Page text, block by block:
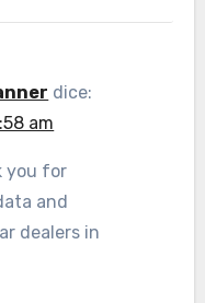
dice:
am
you for
and
dealers in